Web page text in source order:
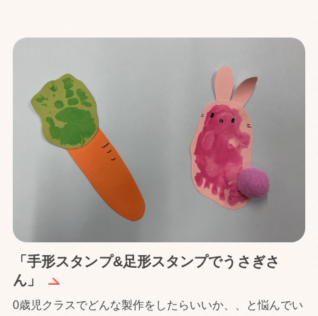
「手形スタンプ&足形スタンプでうさぎさ
ん」
0歳児クラスでどんな製作をしたらいいか、、と悩んでい